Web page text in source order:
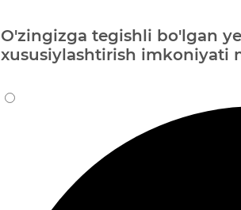
O'zingizga tegishli bo'lgan
xususiylashtirish imkoniyati